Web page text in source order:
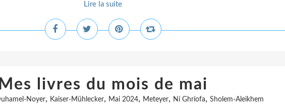
Lire la suite
Mes livres du mois de mai
Noyer, Kaiser-Mühlecker, Mai 2024, Meteyer, Ní Ghríofa, Sholem-Aleikhem